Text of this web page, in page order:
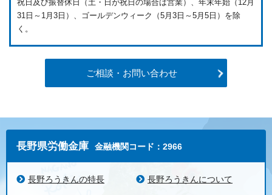
祝日及び振替休日（土・日が祝日の場合は営業）、年末年始（12月
31日～1月3日）、ゴールデンウィーク（5月3日～5月5日）を除
く。
ご相談・お問い合わせ
長野県労働金庫 金融機関コード：2966
長野ろうきんの特長 長野ろうきんについて